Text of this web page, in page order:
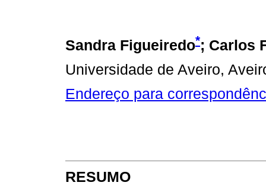
Sandra Figueiredo*; Carlos
Universidade de Aveiro,
Endereço para
RESUMO